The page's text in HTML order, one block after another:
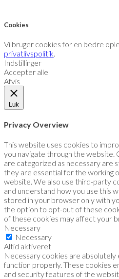
Cookies
Vi bruger cookies for en bedre
privatlivspolitik.
Indstillinger
Accepter alle
Afvis
Luk
Privacy Overview
This website uses cookies to
you navigate through the
are categorized as necessary are
they are essential for the working
website. We also use third-party
and understand how you use this
stored in your browser only with
the option to opt-out of these
of these cookies may affect your
Necessary
Necessary
Altid aktiveret
Necessary cookies are
function properly. These cookies
and security features of the